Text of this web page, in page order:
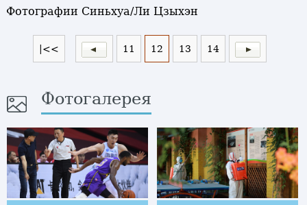
Фотографии Синьхуа/Ли Цзыхэн
|<< 11 12 13 14
Фотогалерея